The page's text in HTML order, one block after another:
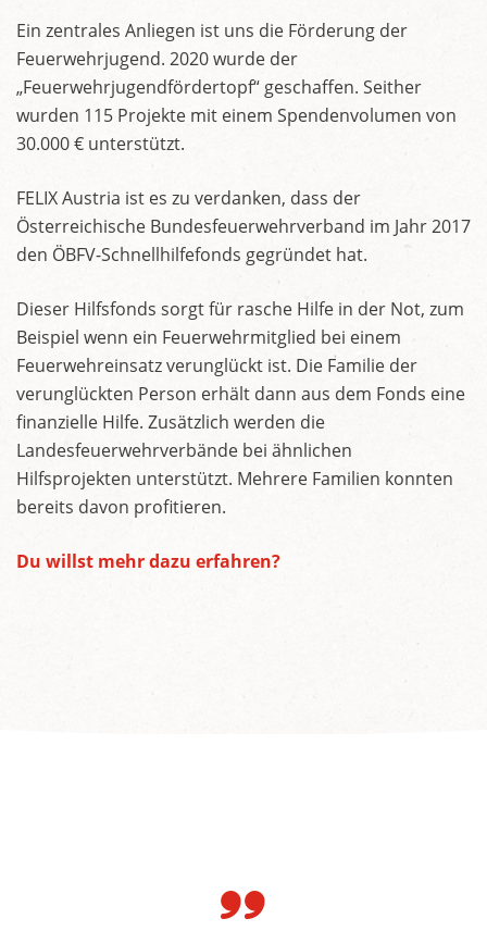
Ein zentrales Anliegen ist uns die Förderung der
Feuerwehrjugend. 2020 wurde der
„Feuerwehrjugendfördertopf“ geschaffen. Seither
wurden 115 Projekte mit einem Spendenvolumen von
30.000 € unterstützt.
FELIX Austria ist es zu verdanken, dass der
Österreichische Bundesfeuerwehrverband im Jahr 2017
den ÖBFV-Schnellhilfefonds gegründet hat.
Dieser Hilfsfonds sorgt für rasche Hilfe in der Not, zum
Beispiel wenn ein Feuerwehrmitglied bei einem
Feuerwehreinsatz verunglückt ist. Die Familie der
verunglückten Person erhält dann aus dem Fonds eine
finanzielle Hilfe. Zusätzlich werden die
Landesfeuerwehrverbände bei ähnlichen
Hilfsprojekten unterstützt. Mehrere Familien konnten
bereits davon profitieren.
Du willst mehr dazu erfahren?